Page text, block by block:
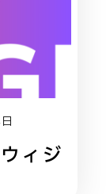
ィジ